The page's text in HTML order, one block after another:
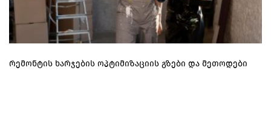
რემონტის ხარჯების ოპტიმიზაციის გზები და მეთოდები